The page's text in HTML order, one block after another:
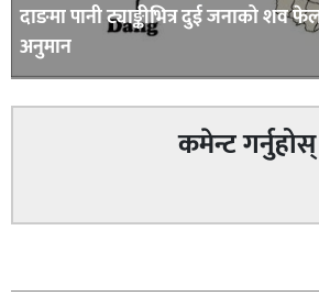
दाङमा पानी ट्याङ्कीभित्र दुई जनाको
अनुमान
कमेन्ट गर्नुहोस्